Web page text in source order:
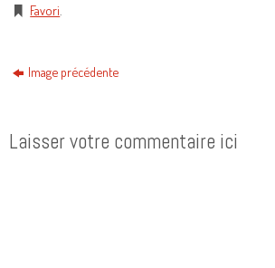
Favori
Image précédente
Laisser votre commentaire ici